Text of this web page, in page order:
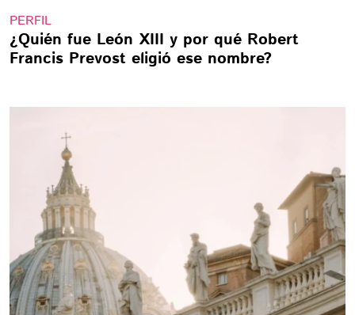
PERFIL
¿Quién fue León XIII y por qué Robert
Francis Prevost eligió ese nombre?